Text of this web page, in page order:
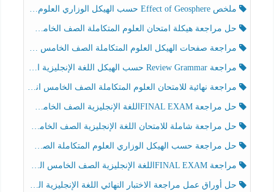
ملخص Effect of Geosphere حسب الهيكل الوزاري العلوم المتكاملة الصف الخامس انسبير الفصل الثالث
حل مراجعة هيكلة امتحان العلوم المتكاملة الصف الخامس عام الفصل الثالث
مراجعة صفحات الهيكل العلوم المتكاملة الصف الخامس انسبير الفصل الثالث
مراجعة Review Grammar حسب الهيكل اللغة الإنجليزية الصف الخامس الفصل الثالث
مراجعة نهائية للامتحان العلوم المتكاملة الصف الخامس انسبير الفصل الثالث
حل مراجعة FINAL EXAMاللغة الإنجليزية الصف الخامس الفصل الثالث
حل مراجعة شاملة للامتحان اللغة الإنجليزية الصف الخامس الفصل الثالث
حل مراجعة حسب الهيكل الوزاري العلوم المتكاملة الصف الخامس عام الفصل الثالث
مراجعة FINAL EXAMاللغة الإنجليزية الصف الخامس الفصل الثالث
حل أوراق عمل مراجعة الاختبار النهائي اللغة الإنجليزية الصف الرابع الفصل الثالث